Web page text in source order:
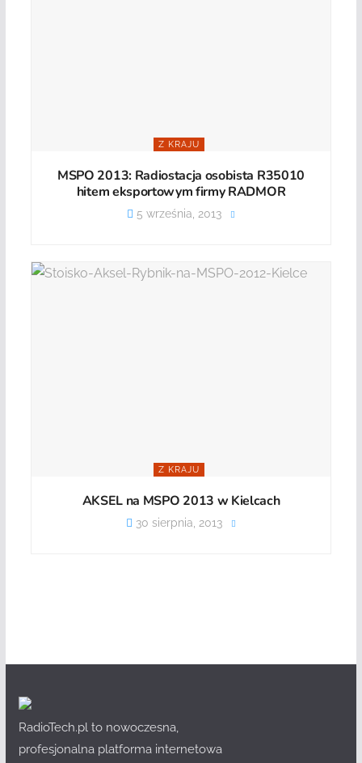
Z KRAJU
MSPO 2013: Radiostacja osobista R35010
hitem eksportowym firmy RADMOR
5 września, 2013
Z KRAJU
AKSEL na MSPO 2013 w Kielcach
30 sierpnia, 2013
RadioTech.pl to nowoczesna,
profesjonalna platforma internetowa